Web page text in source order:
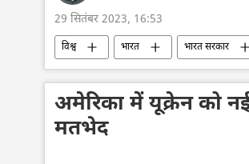
29 सितंबर 2023, 16:53
विश्व भारत भारत सरकार
खालिस्तान
अमेरिका में यूक्रेन को
मतभेद